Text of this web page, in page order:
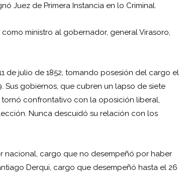
Juez de Primera Instancia en lo Criminal.
ministro al gobernador, general Virasoro,
de julio de 1852, tomando posesión del cargo el
Sus gobiernos, que cubren un lapso de siete
confrontativo con la oposición liberal,
Nunca descuidó su relación con los
nacional, cargo que no desempeñó por haber
Derqui, cargo que desempeñó hasta el 26